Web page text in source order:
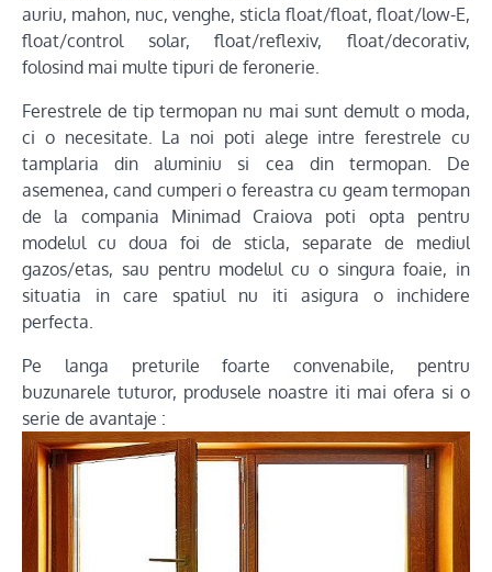
auriu, mahon, nuc, venghe, sticla float/float, float/low-E,
float/control solar, float/reflexiv, float/decorativ,
folosind mai multe tipuri de feronerie.
Ferestrele de tip termopan nu mai sunt demult o moda,
ci o necesitate. La noi poti alege intre ferestrele cu
tamplaria din aluminiu si cea din termopan. De
asemenea, cand cumperi o fereastra cu geam termopan
de la compania Minimad Craiova poti opta pentru
modelul cu doua foi de sticla, separate de mediul
gazos/etas, sau pentru modelul cu o singura foaie, in
situatia in care spatiul nu iti asigura o inchidere
perfecta.
Pe langa preturile foarte convenabile, pentru
buzunarele tuturor, produsele noastre iti mai ofera si o
serie de avantaje :